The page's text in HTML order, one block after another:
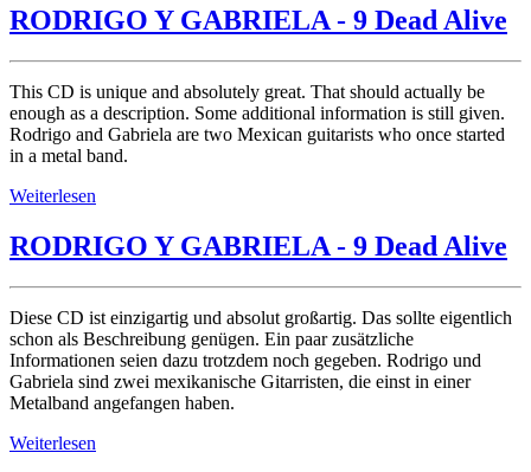
RODRIGO Y GABRIELA - 9 Dead Alive
This CD is unique and absolutely great. That should actually be
enough as a description. Some additional information is still given.
Rodrigo and Gabriela are two Mexican guitarists who once started
in a metal band.
Weiterlesen
RODRIGO Y GABRIELA - 9 Dead Alive
Diese CD ist einzigartig und absolut großartig. Das sollte eigentlich
schon als Beschreibung genügen. Ein paar zusätzliche
Informationen seien dazu trotzdem noch gegeben. Rodrigo und
Gabriela sind zwei mexikanische Gitarristen, die einst in einer
Metalband angefangen haben.
Weiterlesen